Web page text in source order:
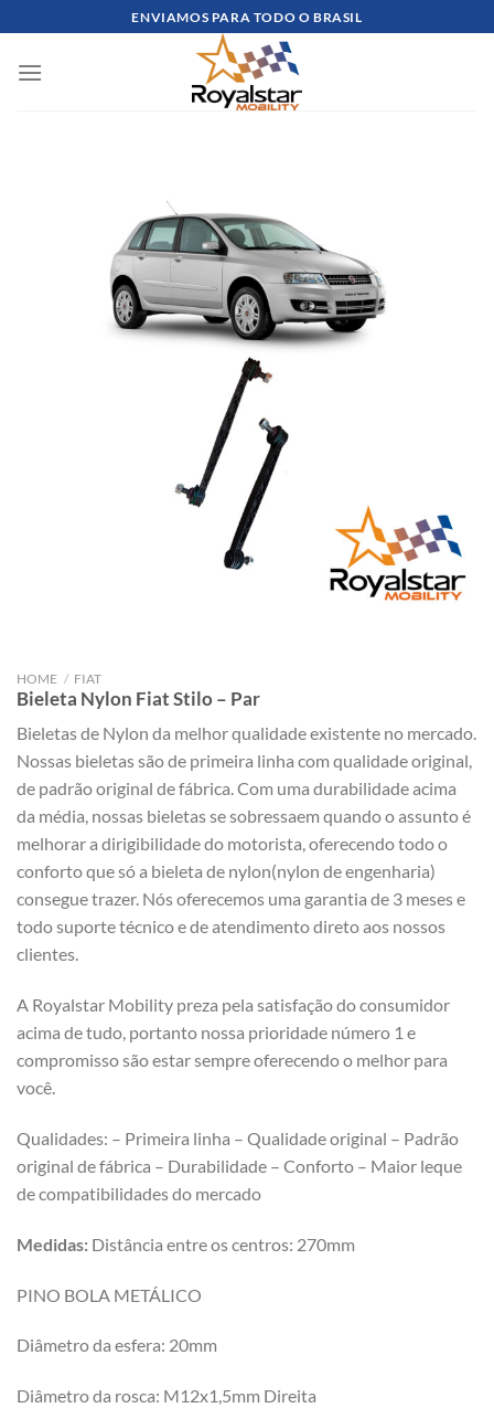
to
content
ENVIAMOS PARA TODO O BRASIL
HOME / FIAT
Bieleta Nylon Fiat Stilo – Par
Bieletas de Nylon da melhor qualidade existente no mercado.
Nossas bieletas são de primeira linha com qualidade original,
de padrão original de fábrica. Com uma durabilidade acima
da média, nossas bieletas se sobressaem quando o assunto é
melhorar a dirigibilidade do motorista, oferecendo todo o
conforto que só a bieleta de nylon(nylon de engenharia)
consegue trazer. Nós oferecemos uma garantia de 3 meses e
todo suporte técnico e de atendimento direto aos nossos
clientes.
A Royalstar Mobility preza pela satisfação do consumidor
acima de tudo, portanto nossa prioridade número 1 e
compromisso são estar sempre oferecendo o melhor para
você.
Qualidades: – Primeira linha – Qualidade original – Padrão
original de fábrica – Durabilidade – Conforto – Maior leque
de compatibilidades do mercado
Medidas: Distância entre os centros: 270mm
PINO BOLA METÁLICO
Diâmetro da esfera: 20mm
Diâmetro da rosca: M12x1,5mm Direita